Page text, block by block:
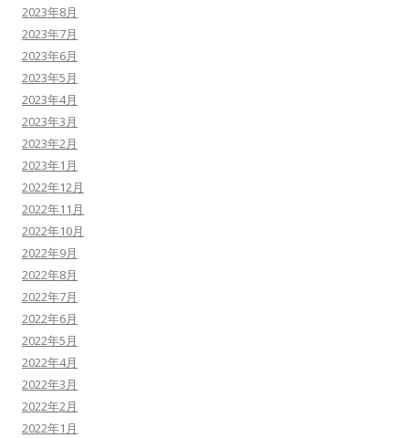
2023年8月
2023年7月
2023年6月
2023年5月
2023年4月
2023年3月
2023年2月
2023年1月
2022年12月
2022年11月
2022年10月
2022年9月
2022年8月
2022年7月
2022年6月
2022年5月
2022年4月
2022年3月
2022年2月
2022年1月